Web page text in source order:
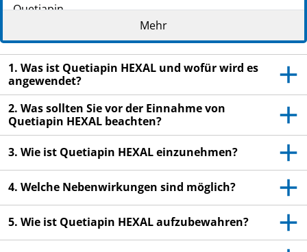
Quetiapin
Lesen Sie die gesamte Packungsbeilage sorgfältig
durch, bevor Sie mit der Einnahme dieses
Arzneimittels beginnen, denn sie enthält wichtige
Informationen.
Heben Sie die Packungsbeilage auf. Vielleicht
möchten Sie diese später nochmals lesen.
Wenn Sie weitere Fragen haben, wenden Sie sich
an Ihren Arzt oder Apotheker.
verschrieben. Geben Sie es nicht an Dritte weiter.
Es kann anderen Menschen schaden, auch wenn
diese die gleichen Beschwerden haben wie Sie.
Mehr
1. Was ist Quetiapin HEXAL und wofür wird es
angewendet?
2. Was sollten Sie vor der Einnahme von
Quetiapin HEXAL beachten?
3. Wie ist Quetiapin HEXAL einzunehmen?
4. Welche Nebenwirkungen sind möglich?
5. Wie ist Quetiapin HEXAL aufzubewahren?